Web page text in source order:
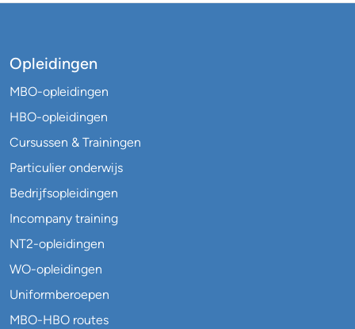
Opleidingen
MBO-opleidingen
HBO-opleidingen
Cursussen & Trainingen
Particulier onderwijs
Bedrijfsopleidingen
Incompany training
NT2-opleidingen
WO-opleidingen
Uniformberoepen
MBO-HBO routes